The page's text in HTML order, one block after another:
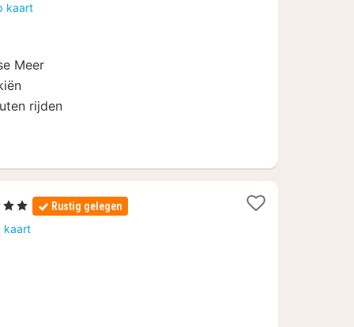
kaart
Meer
rijden
Rustig gelegen
kaart